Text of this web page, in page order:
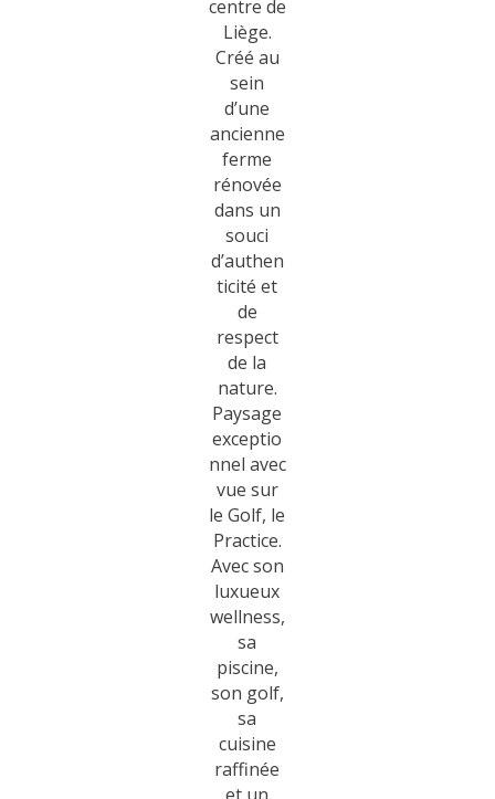
centre de
Liège.
Créé au
sein
d’une
ancienne
ferme
rénovée
dans un
souci
d’authen
ticité et
de
respect
de la
nature.
Paysage
exceptio
nnel avec
vue sur
le Golf, le
Practice.
Avec son
luxueux
wellness,
sa
piscine,
son golf,
sa
cuisine
raffinée